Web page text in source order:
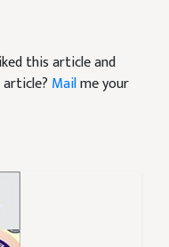
this article and
Mailme your